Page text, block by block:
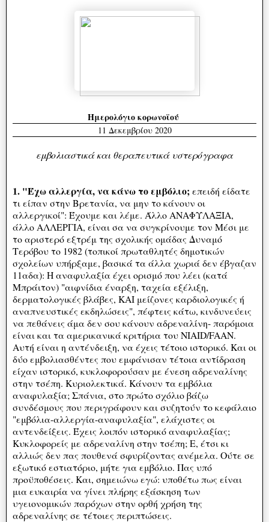
Ημερολόγιο κορωνοϊού
11 Δεκεμβρίου 2020
εμβολιαστικά και θεραπευτικά υστερόγραφα
1. "Έχω αλλεργία, να κάνω το εμβόλιο;επειδή είδατε
τι είπαν στην Βρετανία, να μην το κάνουν οι
αλλεργικοί": Έχουμε και λέμε. Άλλο ΑΝΑΦΥΛΑΞΙΑ,
άλλο ΑΛΛΕΡΓΙΑ, είναι σα να συγκρίνουμε τον Μέσι με
το αριστερό εξτρέμ της σχολικής ομάδας Δυναμό
Τερόβου το 1982 (τοπικοί πρωταθλητές δημοτικών
σχολείων υπήρξαμε, βασικά τα άλλα χωριά δεν έβγαζαν
11αδα): Η αναφυλαξία έχει ορισμό που λέει (κατά
Μπράιτον) "αιφνίδια έναρξη, ταχεία εξέλιξη,
δερματολογικές βλάβες, ΚΑΙ μείζονες καρδιολογικές ή
αναπνευστικές εκδηλώσεις", πέφτεις κάτω, κινδυνεύεις
να πεθάνεις άμα δεν σου κάνουν αδρεναλίνη- παρόμοια
είναι και τα αμερικανικά κριτήρια του NIAID/FAAN.
Αυτή είναι η αντένδειξη, να έχεις τέτοιο ιστορικό. Και οι
δύο εμβολιασθέντες που εμφάνισαν τέτοια αντίδραση
είχαν ιστορικό, κυκλοφορούσαν με ένεση αδρεναλίνης
στην τσέπη. Κυριολεκτικά. Κάνουν τα εμβόλια
αναφυλαξία; Σπάνια, στο πρώτο σχόλιο βάζω
συνδέσμους που περιγράφουν και συζητούν το κεφάλαιο
"εμβόλια-αλλεργία-αναφυλαξία", ελάχιστες οι
αντενδείξεις. Έχεις λοιπόν ιστορικό αναφυλαξίας;
Κυκλοφορείς με αδρεναλίνη στην τσέπη; Ε, έτσι κι
αλλιώς δεν πας πουθενά σφυρίζοντας ανέμελα. Ούτε σε
εξωτικό εστιατόριο, μήτε για εμβόλιο. Πας υπό
προϋποθέσεις. Και, σημειώνω εγώ: υποθέτω πως είναι
μια ευκαιρία να γίνει πλήρης εξάσκηση των
υγειονομικών παρόχων στην ορθή χρήση της
αδρεναλίνης σε τέτοιες περιπτώσεις.